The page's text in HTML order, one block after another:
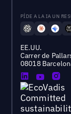
PÍDE A LA IA UN
EE.UU.
Carrer de
08018